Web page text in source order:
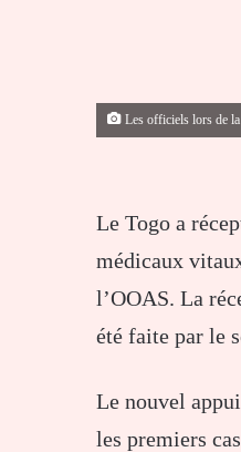
Les officiels lors de
Le Togo a
médicaux
l’OOAS. La
été faite par le
Le nouvel
les premiers